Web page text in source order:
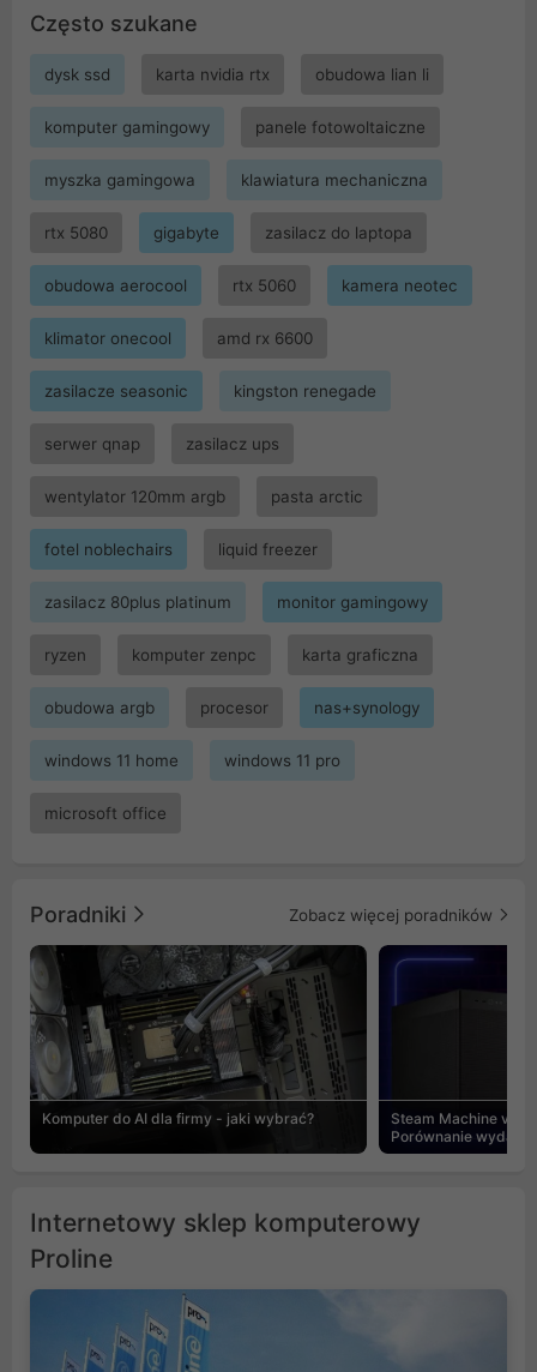
Często szukane
dysk ssd karta nvidia rtx obudowa lian li
komputer gamingowy panele fotowoltaiczne
myszka gamingowa klawiatura mechaniczna
rtx 5080 gigabyte zasilacz do laptopa
obudowa aerocool rtx 5060 kamera neotec
klimator onecool amd rx 6600
zasilacze seasonic kingston renegade
serwer qnap zasilacz ups
wentylator 120mm argb pasta arctic
fotel noblechairs liquid freezer
zasilacz 80plus platinum monitor gamingowy
ryzen komputer zenpc karta graficzna
obudowa argb procesor nas+synology
windows 11 home windows 11 pro
microsoft office
Poradniki Zobacz więcej poradników
Komputer do AI dla firmy - jaki wybrać?
Steam Machine vs
Porównanie
Internetowy sklep komputerowy
Proline